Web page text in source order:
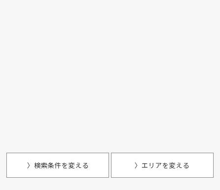
〉検索条件を変える 〉エリアを変える